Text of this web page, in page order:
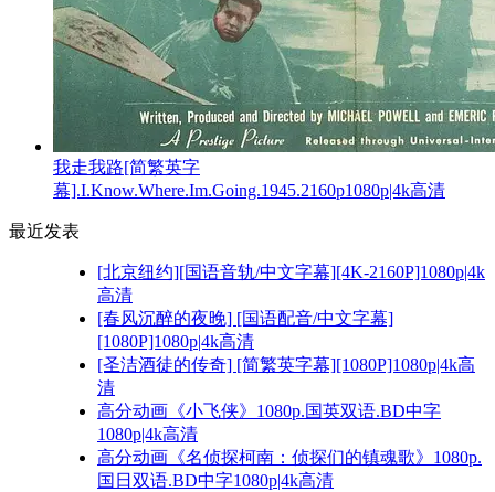
我走我路[简繁英字
幕].I.Know.Where.Im.Going.1945.2160p1080p|4k高清
最近发表
[北京纽约][国语音轨/中文字幕][4K-2160P]1080p|4k
高清
[春风沉醉的夜晚] [国语配音/中文字幕]
[1080P]1080p|4k高清
[圣洁酒徒的传奇] [简繁英字幕][1080P]1080p|4k高
清
高分动画《小飞侠》1080p.国英双语.BD中字
1080p|4k高清
高分动画《名侦探柯南：侦探们的镇魂歌》1080p.
国日双语.BD中字1080p|4k高清